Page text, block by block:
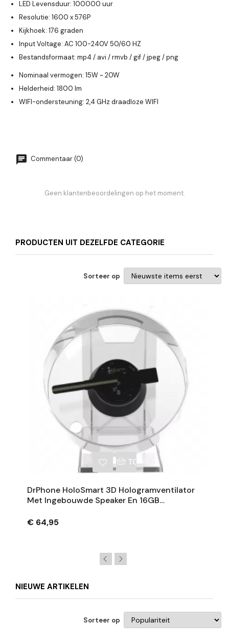
LED Levensduur: 100000 uur
Resolutie: 1600 x 576P
Kijkhoek: 176 graden
Input Voltage: AC 100-240V 50/60 HZ
Bestandsformaat: mp4 / avi / rmvb / gif / jpeg / png
Nominaal vermogen: 15W ~ 20W
Helderheid: 1800 lm
WIFI-ondersteuning: 2,4 GHz draadloze WIFI
Commentaar (0)
Geen klantenbeoordelingen op het moment.
PRODUCTEN UIT DEZELFDE CATEGORIE
Sorteer op
TOEVOEGEN AAN
DrPhone HoloSmart 3D Hologramventilator
Met Ingebouwde Speaker En 16GB
€ 64,95
NIEUWE ARTIKELEN
Sorteer op